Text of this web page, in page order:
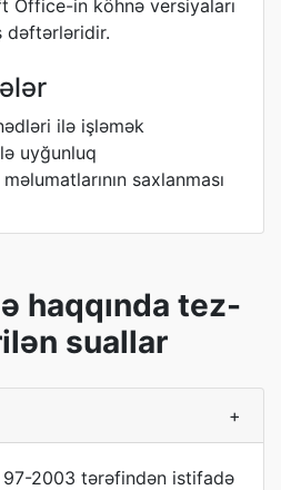
Office-in köhnə versiyaları
dəftərləridir.
ilə işləmək
uyğunluq
saxlanması
haqqında tez-
suallar
+
2003 tərəfindən istifadə